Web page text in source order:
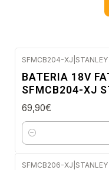
SFMCB204-XJ STANLEY
BATERIA 18V
SFMCB204-XJ
69,90€
Quantidade
SFMCB206-XJ STANLEY